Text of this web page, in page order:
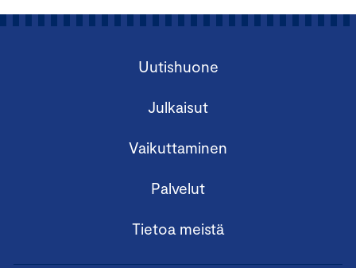
Uutishuone
Julkaisut
Vaikuttaminen
Palvelut
Tietoa meistä